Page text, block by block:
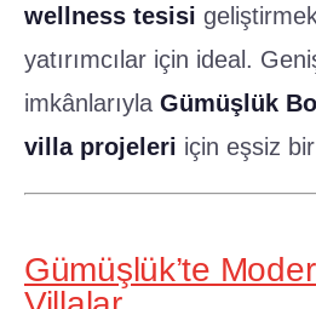
wellness tesisi
yatırımcılar için ideal.
imkânlarıyla Gümüşlük
villa projeleri için eşsiz
Gümüşlük’te